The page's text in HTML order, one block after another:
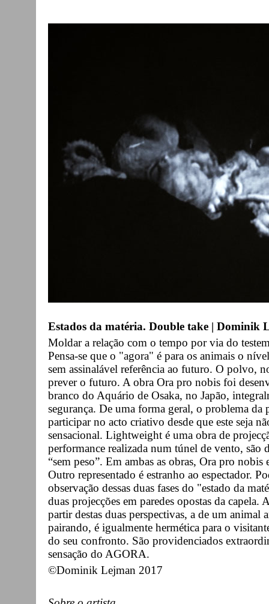
Estados da matéria. Double take | Dominik
Moldar a relação com o tempo por via do
Pensa-se que o "agora" é para os animais o
sem assinalável referência ao futuro. O polvo,
prever o futuro. A obra Ora pro nobis foi
branco do Aquário de Osaka, no Japão,
segurança. De uma forma geral, o problema da
participar no acto criativo desde que este seja
sensacional. Lightweight é uma obra de
performance realizada num túnel de vento,
“sem peso”. Em ambas as obras, Ora pro
Outro representado é estranho ao espectador.
observação dessas duas fases do "estado da
duas projecções em paredes opostas da capela.
partir destas duas perspectivas, a de um animal
pairando, é igualmente hermética para o
do seu confronto. São providenciados
sensação do AGORA.
©Dominik Lejman 2017